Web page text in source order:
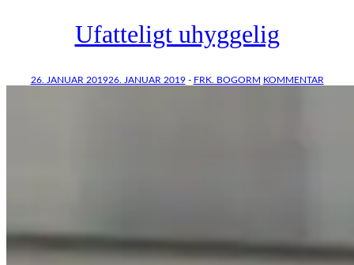
Ufatteligt uhyggelig
26. JANUAR 201926. JANUAR 2019- FRK. BOGORM KOMMENTAR